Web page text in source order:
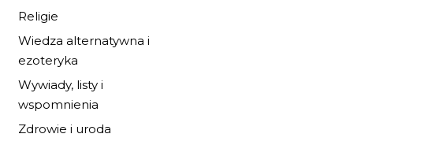
Religie
Wiedza alternatywna i
ezoteryka
Wywiady, listy i
wspomnienia
Zdrowie i uroda